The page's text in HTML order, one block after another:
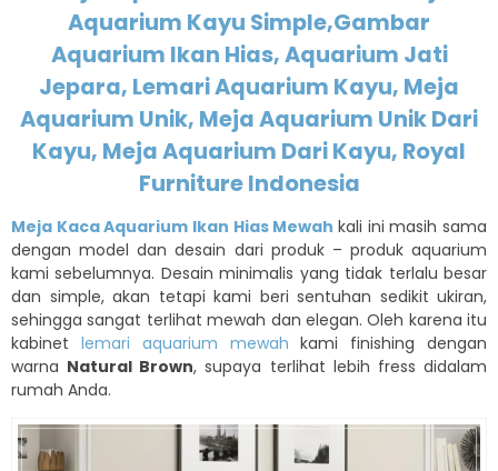
Aquarium Kayu Simple,Gambar
Aquarium Ikan Hias, Aquarium Jati
Jepara, Lemari Aquarium Kayu, Meja
Aquarium Unik, Meja Aquarium Unik Dari
Kayu, Meja Aquarium Dari Kayu, Royal
Furniture Indonesia
Meja Kaca Aquarium Ikan Hias Mewah kali ini masih sama
dengan model dan desain dari produk – produk aquarium
kami sebelumnya. Desain minimalis yang tidak terlalu besar
dan simple, akan tetapi kami beri sentuhan sedikit ukiran,
sehingga sangat terlihat mewah dan elegan. Oleh karena itu
kabinet lemari aquarium mewah kami finishing dengan
warna Natural Brown, supaya terlihat lebih fress didalam
rumah Anda.